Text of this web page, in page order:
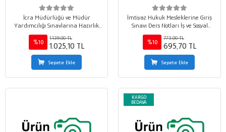
İcra Müdürlüğü ve Müdür
Yardımcılığı Sınavlarına Hazırlık
GÜVENCE Çözümlü Soru Bankası
%10
1.139,00 TL
1.025,10 TL
Sepete Ekle
İmtiyaz Hukuk Mesleklerine Giriş
Sınavı Ders Notları İş ve Sosyal
Güvenlik Hukuku
%10
773,00 TL
695,70 TL
Sepete Ekle
KARGO
BEDAVA